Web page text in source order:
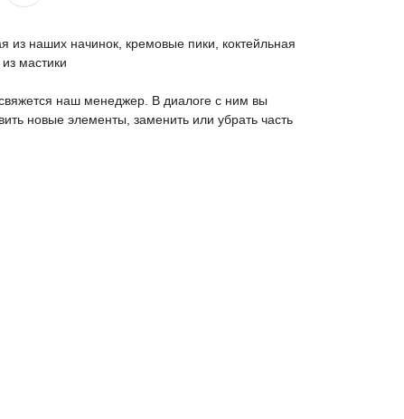
из наших начинок, кремовые пики, коктейльная
мастики
наш менеджер. В диалоге с ним вы
новые элементы, заменить или убрать часть